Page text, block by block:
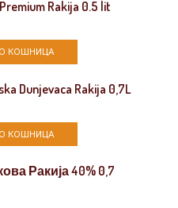
Rakija 0.5 lit
КОШНИЦА
Dunjevaca Rakija 0,7L
КОШНИЦА
Ракија 40% 0,7